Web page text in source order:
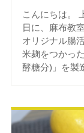
こんにちは。
日に、麻布教
オリジナル腸
米麹をつかっ
酵糖分)」を製